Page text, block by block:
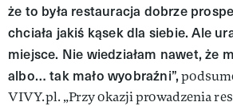
że to była restauracja dobrze
chciała jakiś kąsek dla siebie. Ale
miejsce. Nie wiedziałam nawet, że
albo… tak mało wyobraźni”,
VIVY.pl. „Przy okazji prowadzenia